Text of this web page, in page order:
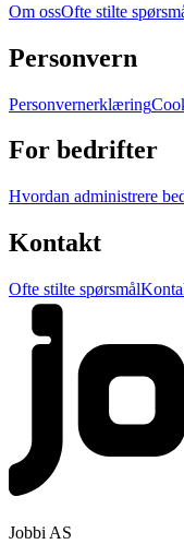
Om ossOfte stilte
Personvern
Personvernerklæring
For bedrifter
Hvordan administrere
Kontakt
Ofte stilte spørsmål
Jobbi AS